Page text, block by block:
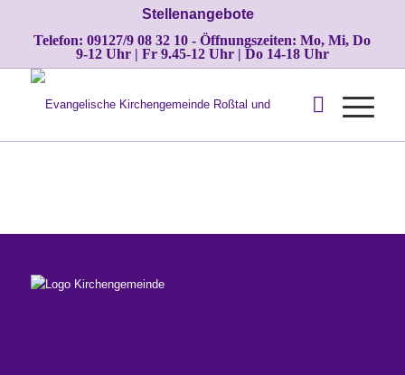
Stellenangebote
Telefon: 09127/9 08 32 10 - Öffnungszeiten: Mo, Mi, Do
9-12 Uhr | Fr 9.45-12 Uhr | Do 14-18 Uhr